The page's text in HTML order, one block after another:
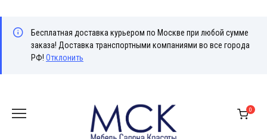
Бесплатная доставка курьером по Москве при любой сумме
заказа! Доставка транспортными компаниями во все города
РФ! Отклонить
содержанию
0